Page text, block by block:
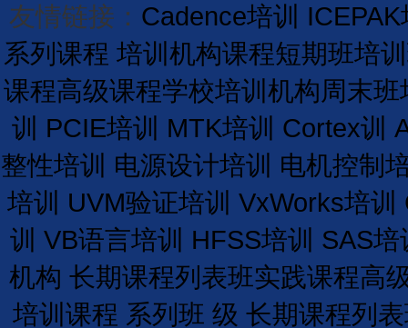
友情链接： Cadence培训
系列课程 培训机构课程短期班培训
课程高级课程学校培训 机构周末班
训 PCIE培训 MTK培训 Cortex训
整性培训 电源设计培训 电机控制
培训 UVM验证培训 VxWorks培训
训 VB语言培训 HFSS培训 SAS培
机构 长期课程列表班实践课程高
培训课程 系列班 级 长期课程列表